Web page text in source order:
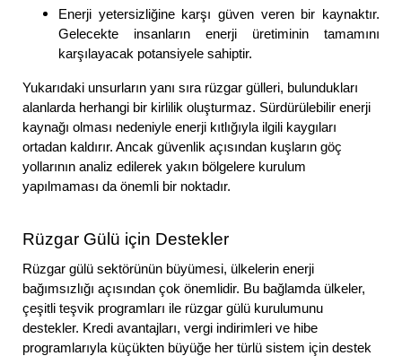
Enerji yetersizliğine karşı güven veren bir kaynaktır.
Gelecekte insanların enerji üretiminin tamamını
karşılayacak potansiyele sahiptir.
Yukarıdaki unsurların yanı sıra rüzgar gülleri, bulundukları
alanlarda herhangi bir kirlilik oluşturmaz. Sürdürülebilir enerji
kaynağı olması nedeniyle enerji kıtlığıyla ilgili kaygıları
ortadan kaldırır. Ancak güvenlik açısından kuşların göç
yollarının analiz edilerek yakın bölgelere kurulum
yapılmaması da önemli bir noktadır.
Rüzgar Gülü için Destekler
Rüzgar gülü sektörünün büyümesi, ülkelerin enerji
bağımsızlığı açısından çok önemlidir. Bu bağlamda ülkeler,
çeşitli teşvik programları ile rüzgar gülü kurulumunu
destekler. Kredi avantajları, vergi indirimleri ve hibe
programlarıyla küçükten büyüğe her türlü sistem için destek